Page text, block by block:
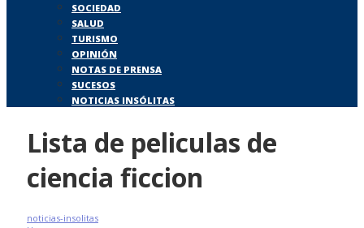
SOCIEDAD
SALUD
TURISMO
OPINIÓN
NOTAS DE PRENSA
SUCESOS
NOTICIAS INSÓLITAS
Lista de peliculas de
ciencia ficcion
noticias-insolitas